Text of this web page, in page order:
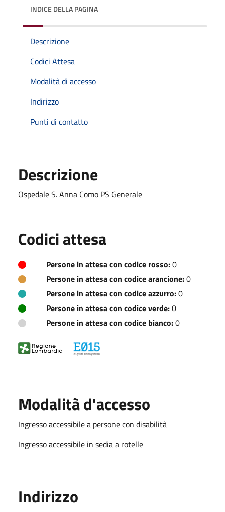
INDICE DELLA PAGINA
Descrizione
Codici Attesa
Modalità di accesso
Indirizzo
Punti di contatto
Descrizione
Ospedale S. Anna Como PS Generale
Codici attesa
Persone in attesa con codice rosso:0
Persone in attesa con codice arancione:0
Persone in attesa con codice azzurro:0
Persone in attesa con codice verde:0
Persone in attesa con codice bianco:0
Modalità d'accesso
Ingresso accessibile a persone con disabilità
Ingresso accessibile in sedia a rotelle
Indirizzo